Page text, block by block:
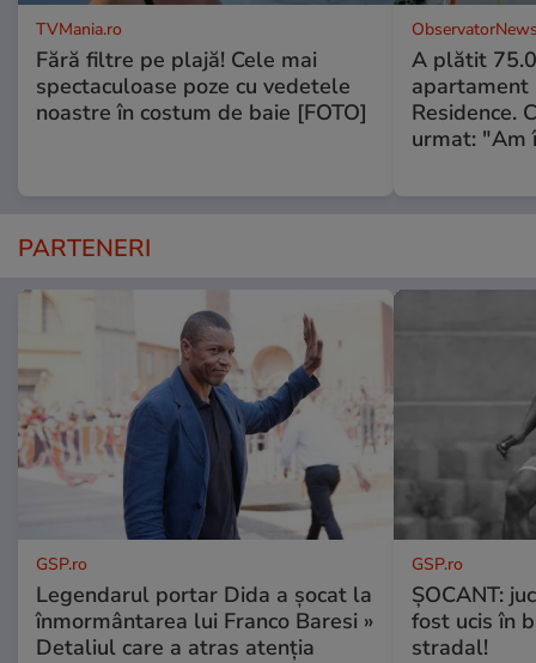
TVMania.ro
Fără filtre pe plajă! Cele mai
spectaculoase poze cu vedetele
noastre în costum de baie [FOTO]
A plătit
apartament
Residence.
urmat: "Am
PARTENERI
GSP.ro
Legendarul portar Dida a șocat la
înmormântarea lui Franco Baresi »
Detaliul care a atras atenția
GSP.ro
ȘOCANT:
fost ucis în
stradal!